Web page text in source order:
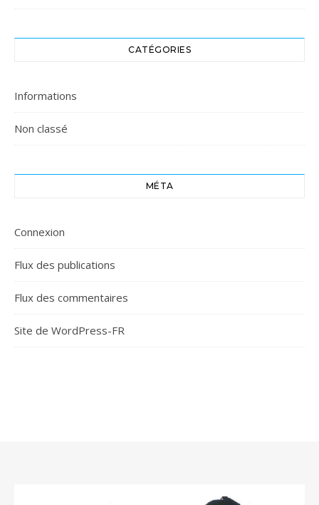
CATÉGORIES
Informations
Non classé
MÉTA
Connexion
Flux des publications
Flux des commentaires
Site de WordPress-FR